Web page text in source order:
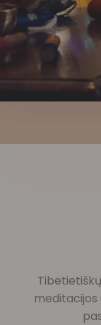
meditacijos